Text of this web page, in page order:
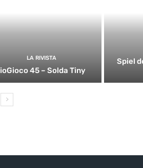
LA RIVISTA
ioGioco 45 – Solda Tiny
Spiel